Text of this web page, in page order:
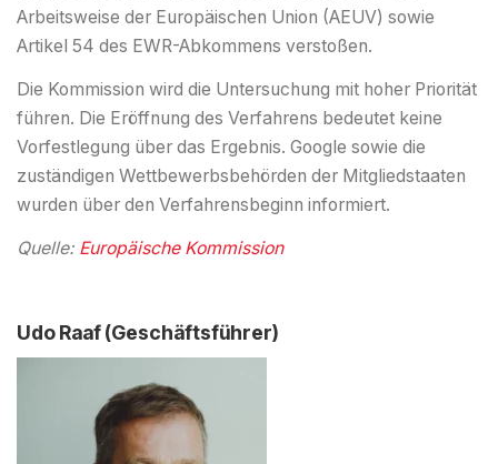
Arbeitsweise der Europäischen Union (AEUV) sowie
Artikel 54 des EWR-Abkommens verstoßen.
Die Kommission wird die Untersuchung mit hoher Priorität
führen. Die Eröffnung des Verfahrens bedeutet keine
Vorfestlegung über das Ergebnis. Google sowie die
zuständigen Wettbewerbsbehörden der Mitgliedstaaten
wurden über den Verfahrensbeginn informiert.
Quelle: Europäische Kommission
Udo Raaf (Geschäftsführer)